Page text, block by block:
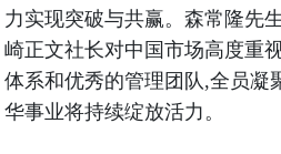
力实现突破与共赢。森常隆先
崎正文社长对中国市场高度重
体系和优秀的管理团队,全员凝
华事业将持续绽放活力。